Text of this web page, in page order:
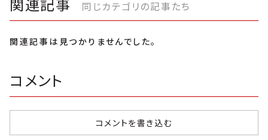
関連記事 同じカテゴリの記事たち
関連記事は見つかりませんでした。
コメント
コメントを書き込む